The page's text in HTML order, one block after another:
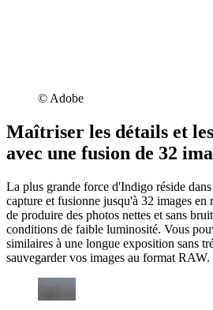
©︎ Adobe
Maîtriser les détails et les
avec une fusion de 32
La plus grande force d'Indigo réside
capture et fusionne jusqu'à 32 images en
de produire des photos nettes et sans
conditions de faible luminosité. Vous
similaires à une longue exposition sans
sauvegarder vos images au format RAW.